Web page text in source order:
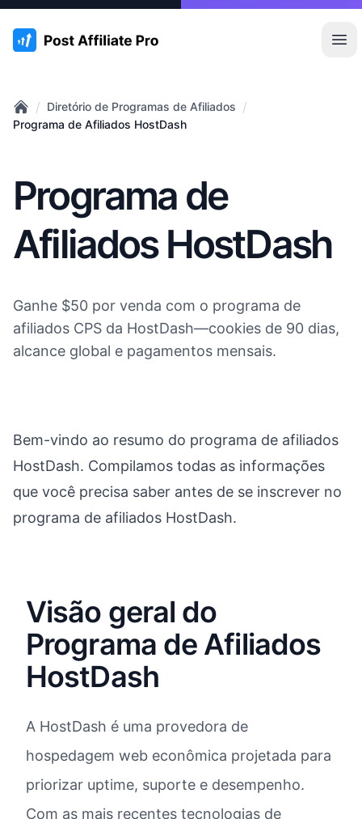
:site.title
Home
/ Diretório de Programas de Afiliados /
Programa de Afiliados HostDash
Programa de
Afiliados HostDash
Ganhe $50 por venda com o programa de
afiliados CPS da HostDash—cookies de 90 dias,
alcance global e pagamentos mensais.
Bem-vindo ao resumo do programa de afiliados
HostDash. Compilamos todas as informações
que você precisa saber antes de se inscrever no
programa de afiliados HostDash.
Visão geral do
Programa de Afiliados
HostDash
A HostDash é uma provedora de
hospedagem web econômica projetada para
priorizar uptime, suporte e desempenho.
Com as mais recentes tecnologias de